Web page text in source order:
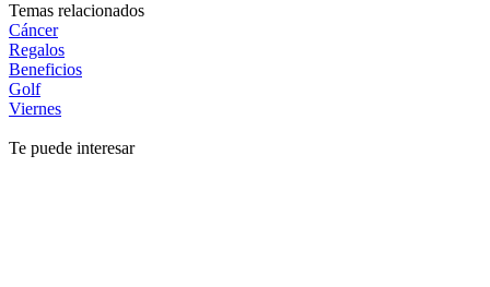
Temas relacionados
Cáncer
Regalos
Beneficios
Golf
Viernes
Te puede interesar